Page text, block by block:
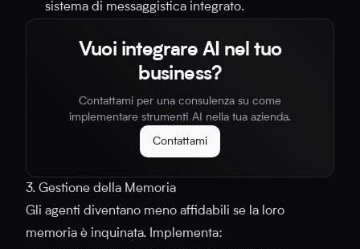
sistema di messaggistica integrato.
Vuoi integrare AI nel tuo
business?
Contattami per una consulenza su come
implementare strumenti AI nella tua azienda.
Contattami
3. Gestione della Memoria
Gli agenti diventano meno affidabili se la loro
memoria è inquinata. Implementa: